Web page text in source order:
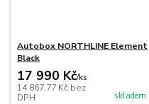
Autobox NORTHLINE Element
Black
17 990 Kč/ks
14 867,77 Kč bez
DPH
skladem